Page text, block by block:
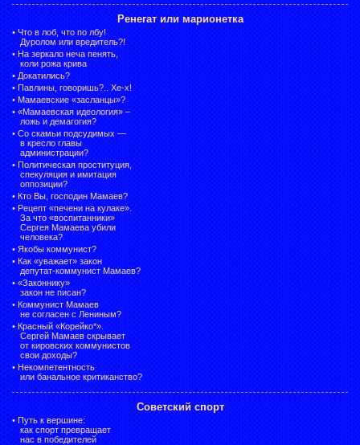
Ренегат или марионетка
• Что в лоб, что по лбу!
Дуролом или вредитель?!
• На зеркало неча пенять,
коли рожа крива
• Докатились?
• Павлины, говоришь?.. Хе-х!
• Мамаевские «засланцы»?
• «Мамаевская идеология» –
ложь и демагогия?
• Со скамьи подсудимых —
в кресло главы
администрации?
• Политическая проституция,
спекуляция и имитация
оппозиции?
• Кто Вы, господин Мамаев?
• Рецепт «печени на кулаке».
За что «воспитанники»
Сергея Мамаева убили
человека?
• Якобы коммунист?
• Как «уважает» закон
депутат-коммунист Мамаев?
• «Законнику»
закон не писан?
• Коммунист Мамаев
не согласен с Лениным?
• Красный «Корейко*».
Сергей Мамаев скрывает
от кировских коммунистов
свои доходы?
• Некомпетентность
или банальное критиканство?
Советский спорт
• Путь к вершине:
как спорт превращает
нас в победителей